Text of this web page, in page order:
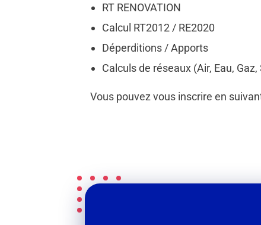
RT RENOVATION
Calcul RT2012 / RE2020
Déperditions / Apports
Calculs de réseaux (Air, Eau,
Vous pouvez vous inscrire en